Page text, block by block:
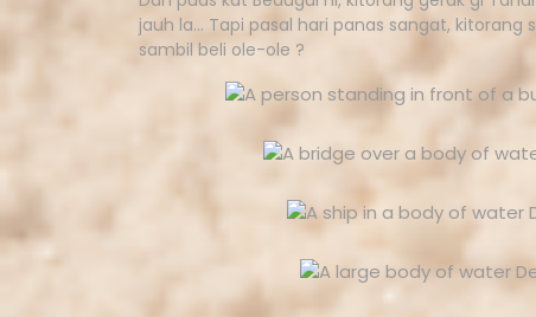
jauh la… Tapi pasal hari panas sangat, kitorang
sambil beli ole-ole ?